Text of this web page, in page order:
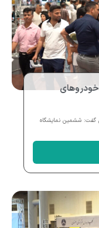
خودروهای
گفت: ششمین نمایشگاه